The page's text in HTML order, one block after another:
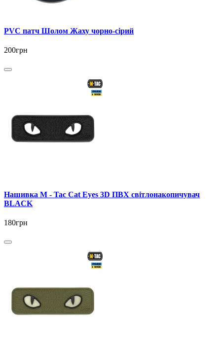
PVC патч Шолом Жаху чорно-сірий
200грн
Нашивка M - Tac Cat Eyes 3D ПВХ світлонакопичувач
BLACK
180грн